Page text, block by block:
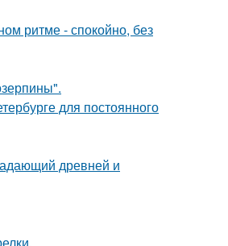
ритме - спокойно, без
для постоянного
древней и